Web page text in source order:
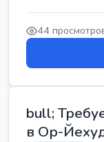
44
bull;
в Ор-